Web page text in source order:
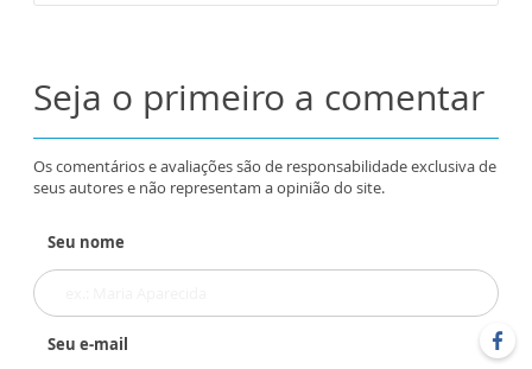
Seja o primeiro a comentar
Os comentários e avaliações são de responsabilidade exclusiva de
seus autores e não representam a opinião do site.
Seu nome
Seu e-mail